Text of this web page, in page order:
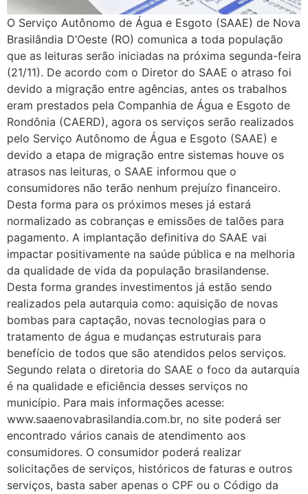
O Serviço Autônomo de Água e Esgoto (SAAE) de Nova
Brasilândia D’Oeste (RO) comunica a toda população
que as leituras serão iniciadas na próxima segunda-feira
(21/11). De acordo com o Diretor do SAAE o atraso foi
devido a migração entre agências, antes os trabalhos
eram prestados pela Companhia de Água e Esgoto de
Rondônia (CAERD), agora os serviços serão realizados
pelo Serviço Autônomo de Água e Esgoto (SAAE) e
devido a etapa de migração entre sistemas houve os
atrasos nas leituras, o SAAE informou que o
consumidores não terão nenhum prejuízo financeiro.
Desta forma para os próximos meses já estará
normalizado as cobranças e emissões de talões para
pagamento. A implantação definitiva do SAAE vai
impactar positivamente na saúde pública e na melhoria
da qualidade de vida da população brasilandense.
Desta forma grandes investimentos já estão sendo
realizados pela autarquia como: aquisição de novas
bombas para captação, novas tecnologias para o
tratamento de água e mudanças estruturais para
benefício de todos que são atendidos pelos serviços.
Segundo relata o diretoria do SAAE o foco da autarquia
é na qualidade e eficiência desses serviços no
município. Para mais informações acesse:
www.saaenovabrasilandia.com.br, no site poderá ser
encontrado vários canais de atendimento aos
consumidores. O consumidor poderá realizar
solicitações de serviços, históricos de faturas e outros
serviços, basta saber apenas o CPF ou o Código da